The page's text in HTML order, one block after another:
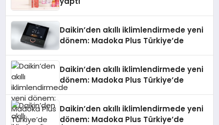
Daikin’den akıllı iklimlendirmede yeni
dönem: Madoka Plus Türkiye’de
Daikin’den akıllı iklimlendirmede yeni
dönem: Madoka Plus Türkiye’de
Daikin’den akıllı iklimlendirmede yeni
dönem: Madoka Plus Türkiye’de